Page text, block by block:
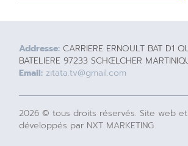
Addresse: CARRIERE ERNOULT BAT D1
BATELIERE 97233 SCHŒLCHER
Email: zitata.tv@gmail.com
2026 © tous droits réservés. Site web
développés par NXT MARKETING